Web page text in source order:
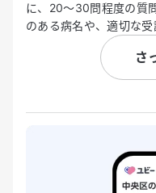
に、20〜30問程度の質
のある病名や、適切な受
さ